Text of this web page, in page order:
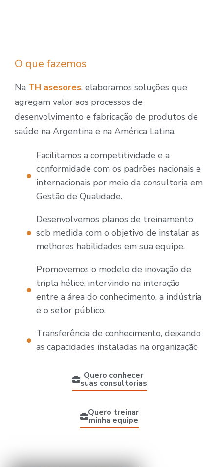
O que fazemos
Na TH asesores, elaboramos soluções que
agregam valor aos processos de
desenvolvimento e fabricação de produtos de
saúde na Argentina e na América Latina.
Facilitamos a competitividade e a
conformidade com os padrões nacionais e
internacionais por meio da consultoria em
Gestão de Qualidade.
Desenvolvemos planos de treinamento
sob medida com o objetivo de instalar as
melhores habilidades em sua equipe.
Promovemos o modelo de inovação de
tripla hélice, intervindo na interação
entre a área do conhecimento, a indústria
e o setor público.
Transferência de conhecimento, deixando
as capacidades instaladas na organização
Quero conhecer
suas consultorias
Quero treinar
minha equipe